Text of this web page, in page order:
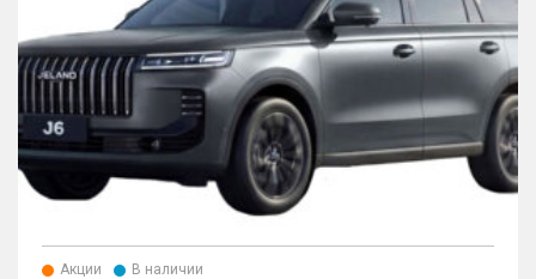
Акции В наличии